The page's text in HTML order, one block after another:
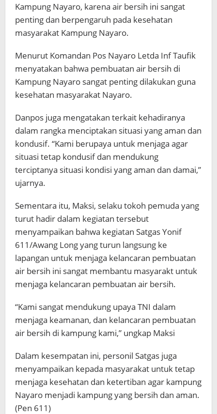
Kampung Nayaro, karena air bersih ini sangat
penting dan berpengaruh pada kesehatan
masyarakat Kampung Nayaro.
Menurut Komandan Pos Nayaro Letda Inf Taufik
menyatakan bahwa pembuatan air bersih di
Kampung Nayaro sangat penting dilakukan guna
kesehatan masyarakat Nayaro.
Danpos juga mengatakan terkait kehadiranya
dalam rangka menciptakan situasi yang aman dan
kondusif. “Kami berupaya untuk menjaga agar
situasi tetap kondusif dan mendukung
terciptanya situasi kondisi yang aman dan damai,”
ujarnya.
Sementara itu, Maksi, selaku tokoh pemuda yang
turut hadir dalam kegiatan tersebut
menyampaikan bahwa kegiatan Satgas Yonif
611/Awang Long yang turun langsung ke
lapangan untuk menjaga kelancaran pembuatan
air bersih ini sangat membantu masyarakt untuk
menjaga kelancaran pembuatan air bersih.
“Kami sangat mendukung upaya TNI dalam
menjaga keamanan, dan kelancaran pembuatan
air bersih di kampung kami,” ungkap Maksi
Dalam kesempatan ini, personil Satgas juga
menyampaikan kepada masyarakat untuk tetap
menjaga kesehatan dan ketertiban agar kampung
Nayaro menjadi kampung yang bersih dan aman.
(Pen 611)